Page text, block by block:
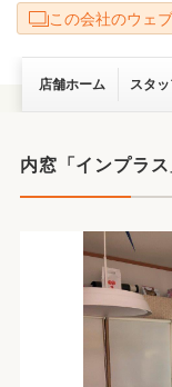
この会社のウェ
店舗ホーム スタ
内窓「インプラ